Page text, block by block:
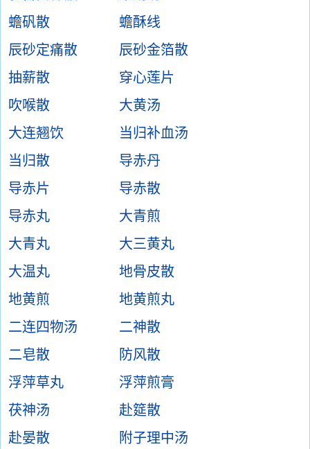
蟾矾散
蟾酥线
辰砂定痛散
辰砂金箔散
抽薪散
穿心莲片
吹喉散
大黄汤
大连翘饮
当归补血汤
当归散
导赤丹
导赤片
导赤散
导赤丸
大青煎
大青丸
大三黄丸
大温丸
地骨皮散
地黄煎
地黄煎丸
二连四物汤
二神散
二皂散
防风散
浮萍草丸
浮萍煎膏
茯神汤
赴筵散
赴晏散
附子理中汤